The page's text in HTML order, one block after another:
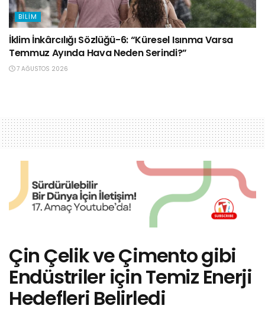
BILIM
İklim İnkârcılığı Sözlüğü-6: “Küresel Isınma Varsa
Temmuz Ayında Hava Neden Serindi?”
7 AĞUSTOS 2026
Çin Çelik ve Çimento gibi
Endüstriler için Temiz Enerji
Hedefleri Belirledi